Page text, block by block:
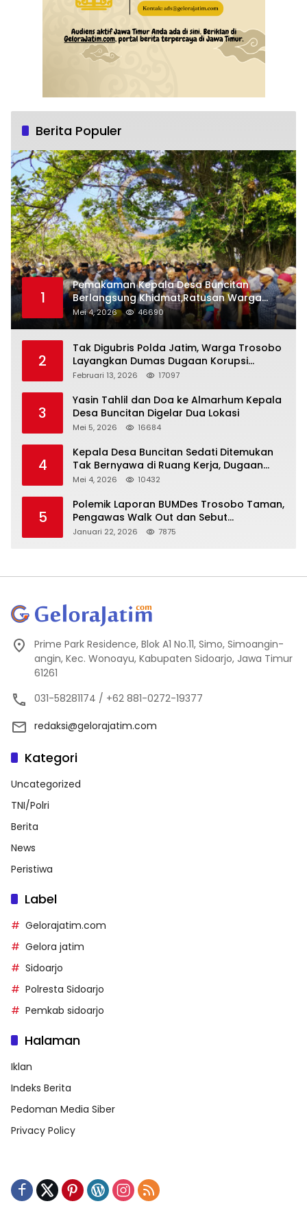
Berita Populer
1
Pemakaman Kepala Desa Buncitan
Berlangsung Khidmat,Ratusan Warga
Larut Dalam Duka Yang Mendalam
Mei 4, 2026 46690
2
Tak Digubris Polda Jatim, Warga Trosobo
Layangkan Dumas Dugaan Korupsi
Oknum DPRD Sidoarjo ke Kapolri
Februari 13, 2026 17097
3
Yasin Tahlil dan Doa ke Almarhum Kepala
Desa Buncitan Digelar Dua Lokasi
Mei 5, 2026 16684
4
Kepala Desa Buncitan Sedati Ditemukan
Tak Bernyawa di Ruang Kerja, Dugaan
Bunuh Diri Menguat
Mei 4, 2026 10432
5
Polemik Laporan BUMDes Trosobo Taman,
Pengawas Walk Out dan Sebut
Kejanggalan
Januari 22, 2026 7875
Prime Park Residence, Blok A1 No.11, Simo, Simoangin-
angin, Kec. Wonoayu, Kabupaten Sidoarjo, Jawa Timur
61261
031-58281174 / +62 881-0272-19377
redaksi@gelorajatim.com
Kategori
Uncategorized
TNI/Polri
Berita
News
Peristiwa
Label
Gelorajatim.com
Gelora jatim
Sidoarjo
Polresta Sidoarjo
Pemkab sidoarjo
Halaman
Iklan
Indeks Berita
Pedoman Media Siber
Privacy Policy